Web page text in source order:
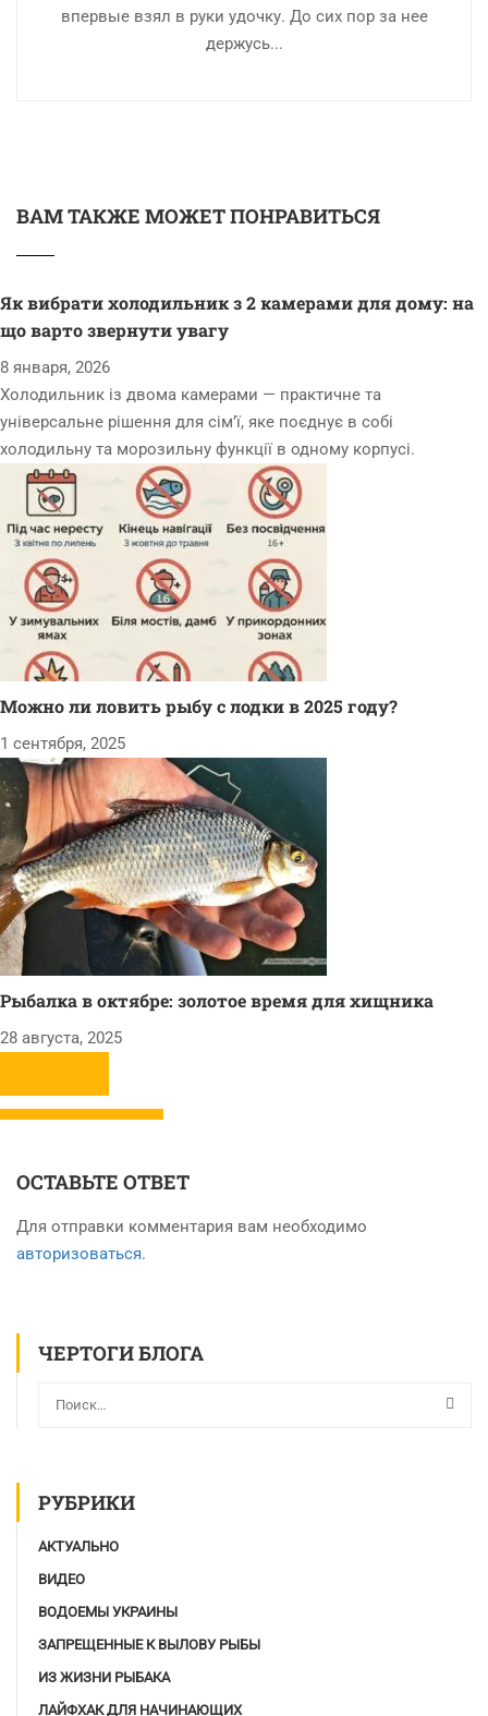
впервые взял в руки удочку. До сих пор за нее
держусь...
ВАМ ТАКЖЕ МОЖЕТ ПОНРАВИТЬСЯ
Як вибрати холодильник з 2 камерами для дому: на
що варто звернути увагу
8 января, 2026
Холодильник із двома камерами — практичне та
універсальне рішення для сім’ї, яке поєднує в собі
холодильну та морозильну функції в одному корпусі.
Можно ли ловить рыбу с лодки в 2025 году?
1 сентября, 2025
Рыбалка в октябре: золотое время для хищника
28 августа, 2025
ОСТАВЬТЕ ОТВЕТ
Для отправки комментария вам необходимо
авторизоваться.
ЧЕРТОГИ БЛОГА
РУБРИКИ
АКТУАЛЬНО
ВИДЕО
ВОДОЕМЫ УКРАИНЫ
ЗАПРЕЩЕННЫЕ К ВЫЛОВУ РЫБЫ
ИЗ ЖИЗНИ РЫБАКА
ЛАЙФХАК ДЛЯ НАЧИНАЮЩИХ